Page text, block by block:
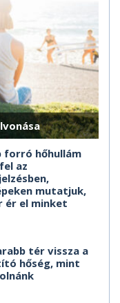
forró hőhullám
az
mutatjuk,
ér el minket
tér vissza a
hőség, mint